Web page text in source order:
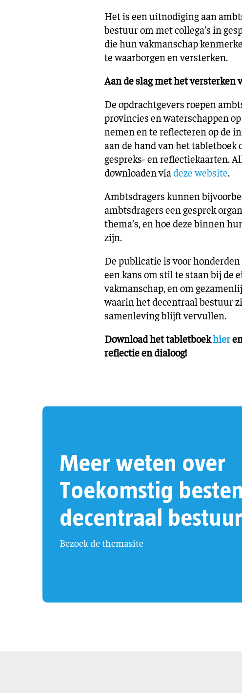
Het is een uitnodiging aan
bestuur om met collega’s in
die hun vakmanschap
te waarborgen en versterken.
Aan de slag met het versterken
De opdrachtgevers roepen
provincies en waterschappen
nemen en te reflecteren op de
aan de hand van het tabletboek
gespreks- en reflectiekaarten.
downloaden viadeze website.
Ambtsdragers kunnen
ambtsdragers een gesprek
thema’s, en hoe deze binnen
zijn.
De publicatie is voor
een kans om stil te staan bij de
vakmanschap, en om
waarin het decentraal bestuur
samenleving blijft vervullen.
Download het tabletboekhier
reflectie en dialoog!
Meer weten over
Toekomstig
decentraal
Bezoek de themasite